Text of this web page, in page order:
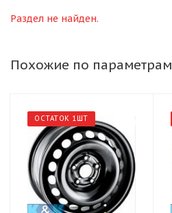
Раздел не найден.
Похожие по параметрам
ОСТАТОК 1ШТ